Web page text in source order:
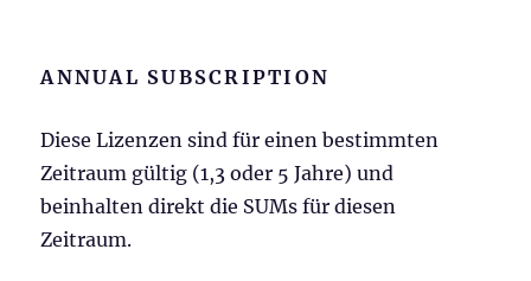
ANNUAL SUBSCRIPTION
Diese Lizenzen sind für einen bestimmten
Zeitraum gültig (1,3 oder 5 Jahre) und
beinhalten direkt die SUMs für diesen
Zeitraum.